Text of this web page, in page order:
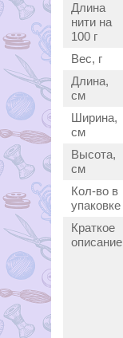
Длина
нити на
100 г
Вес, г
Длина,
см
Ширина,
см
Высота,
см
Кол-во в
упаковке
Краткое
описание